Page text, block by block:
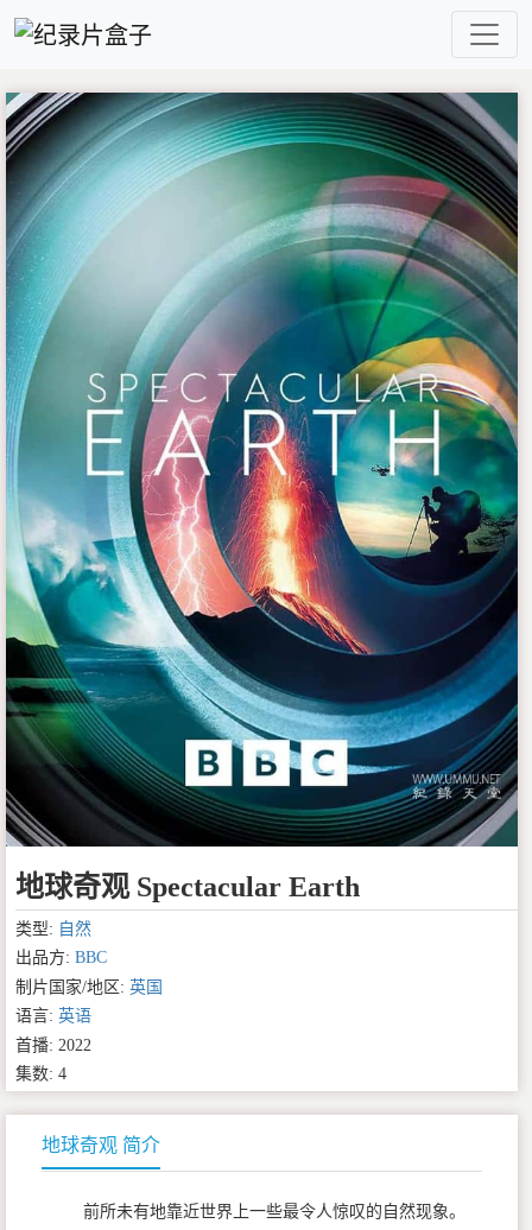
地球奇观 Spectacular Earth
类型: 自然
出品方: BBC
制片国家/地区: 英国
语言: 英语
首播: 2022
集数: 4
地球奇观 简介
前所未有地靠近世界上一些最令人惊叹的自然现象。